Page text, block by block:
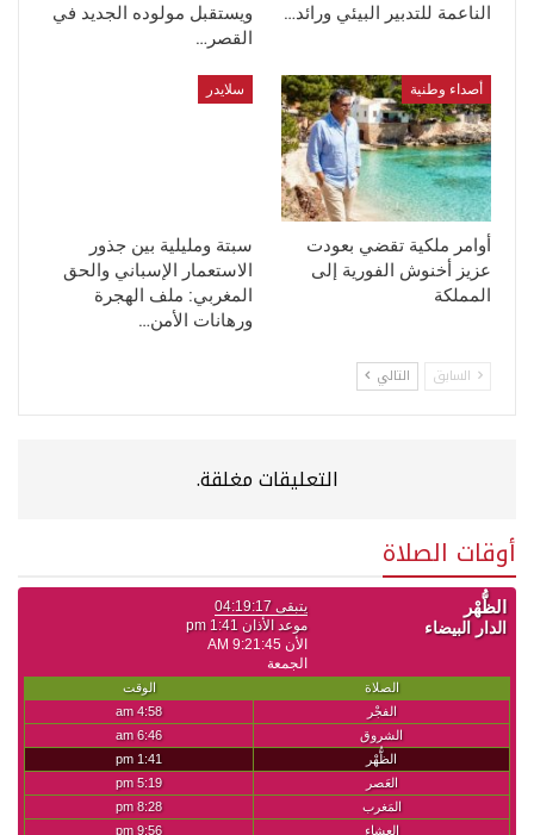
الناعمة للتدبير البيئي ورائد…
ويستقبل مولوده الجديد في
القصر…
أصداء وطنية
أوامر ملكية تقضي بعودت
عزيز أخنوش الفورية إلى
المملكة
سلايدر
سبتة ومليلية بين جذور
الاستعمار الإسباني والحق
المغربي: ملف الهجرة
ورهانات الأمن…
السابق التالي
التعليقات مغلقة.
أوقات الصلاة